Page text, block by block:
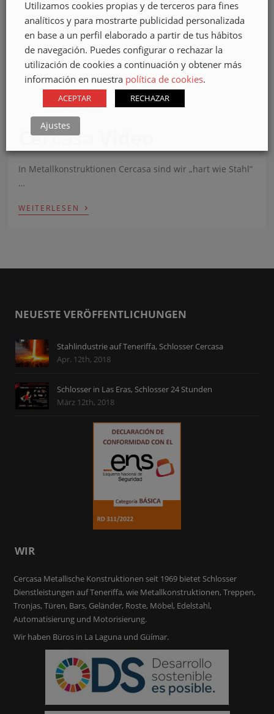
Cercasa Video
In Metallkonstruktionen Cercasa sind wir „hart wie Stahl“
…
WEITERLESEN ›
NEUESTE VERÖFFENTLICHUNGEN
Stahlindustrie auf Teneriffa, Schlosser Cercasa
Apr. 12th, 2018
Schlosser in Las Eras, Schlosser 24 Stunden
März 12th, 2018
WIR
Cercasa Metallische Konstruktionen seit 1969 bietet Schlosser
Dienstleistungen auf Teneriffa, wie Metallkonstruktionen, Treppen,
Tronjas, Türen, Bars, Geländer, Roste, Möbel, Edelstahl,
Automatisierung und Motorisierung.
Wir haben Büros in La Laguna und Güímar.
Utilizamos cookies propias y de terceros para fines
analíticos y para mostrarte publicidad personalizada
en base a un perfil elaborado a partir de tus hábitos
de navegación. Puedes configurar o rechazar la
utilización de cookies a continuación y obtener más
información en nuestra política de cookies.
ACEPTAR RECHAZAR
Ajustes